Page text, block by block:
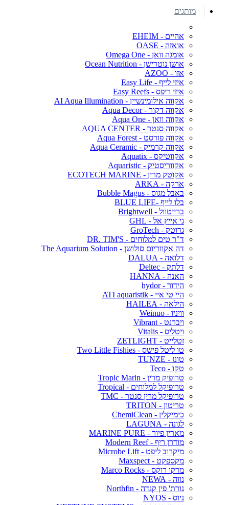
מותגים
אהיים - EHEIM
אואזה - OASE
אומגה וואן - Omega One
אושן נוטרישן - Ocean Nutrition
אזו - AZOO
איזי לייף - Easy Life
איזי ריפס - Easy Reefs
אקווה אילומינשיין - AI Aqua Illumination
אקווה דקור - Aqua Decor
אקווה וואן - Aqua One
אקווה סנטר - AQUA CENTER
אקווה פורסט - Aqua Forest
אקווה קרמיק - Aqua Ceramic
אקווטיקס - Aquatix
אקווריסטיק - Aquaristic
אקוטק מרין - ECOTECH MARINE
ארקה - ARKA
באבל מגוס - Bubble Magus
בלו לייף -BLUE LIFE
ברייטוול - Brightwell
גי אייץ אל - GHL
גרוטק - GroTech
ד"ר טים למלוחים - DR. TIM'S
דה אקווריום סולושן - The Aquarium Solution
דלואה - DALUA
דלתק - Deltec
האנה - HANNA
הידור - hydor
היי טי איי - ATI aquaristik
הילאה - HAILEA
וויניו - Weinuo
ויברנט - Vibrant
ויטליס - Vitalis
זטלייט - ZETLIGHT
טו ליטל פישס - Two Little Fishies
טונז - TUNZE
טקו - Teco
טרופיק מרין - Tropic Marin
טרופיקל למלוחים - Tropical
טרופיקל מרין סנטר - TMC
טריטון - TRITON
כימיקלין - ChemiClean
לגונה - LAGUNA
מארין פיור - MARINE PURE
מודרן ריף - Modern Reef
מיקרוב ליפט - Microbe Lift
מקספקט - Maxspect
מרקו רוקס - Marco Rocks
נווה - NEWA
נורת' פין קנדה - Northfin
ניוס - NYOS